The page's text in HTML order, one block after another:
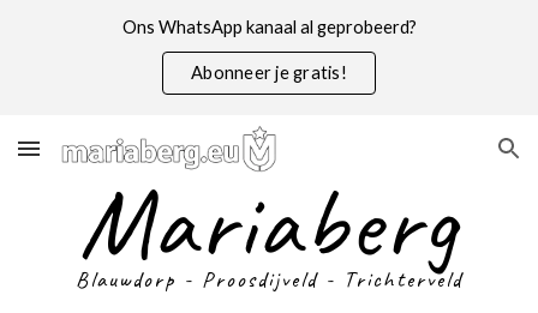
Ons WhatsApp kanaal al geprobeerd?
Abonneer je gratis!
Mariaberg
Blauwdorp - Proosdijveld - Trichterveld